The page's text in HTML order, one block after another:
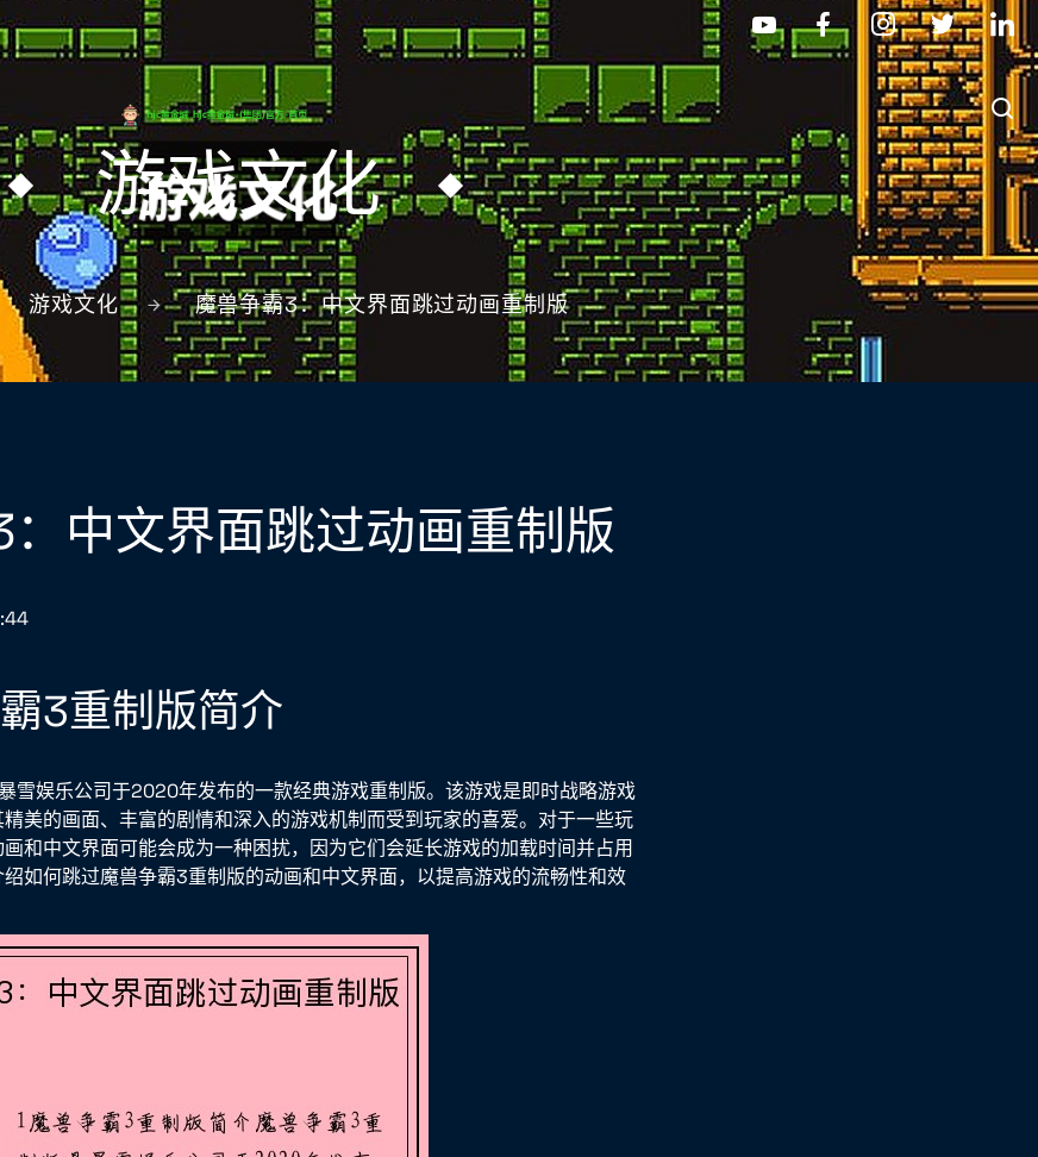
游戏文化
游戏文化 魔兽争霸3：中文界面跳过动画重制版
中文界面跳过动画重制版
3重制版简介
雪娱乐公司于2020年发布的一款经典游戏重制版。该游戏是即时战略游戏
美的画面、丰富的剧情和深入的游戏机制而受到玩家的喜爱。对于一些玩
和中文界面可能会成为一种困扰，因为它们会延长游戏的加载时间并占用
如何跳过魔兽争霸3重制版的动画和中文界面，以提高游戏的流畅性和效